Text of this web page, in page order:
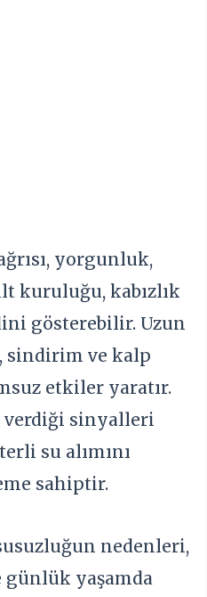
yorgunluk,
kuruluğu, kabızlık
gösterebilir. Uzun
sindirim ve kalp
etkiler yaratır.
verdiği sinyalleri
su alımını
sahiptir.
nedenleri,
yaşamda